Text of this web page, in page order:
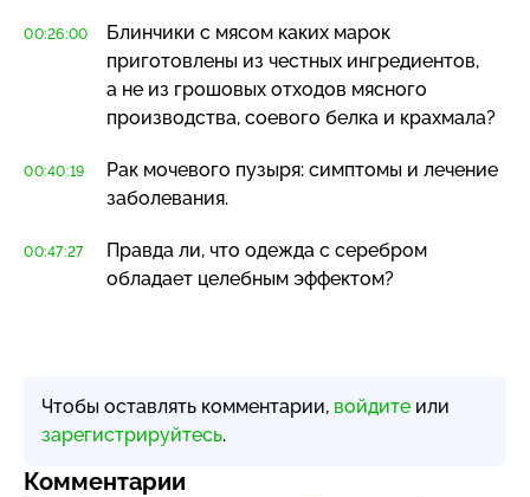
00:26:00
Блинчики с мясом каких марок
приготовлены из честных ингредиентов,
а не из грошовых отходов мясного
производства, соевого белка и крахмала?
00:40:19
Рак мочевого пузыря: симптомы и лечение
заболевания.
00:47:27
Правда ли, что одежда с серебром
обладает целебным эффектом?
Чтобы оставлять комментарии, войдите или
зарегистрируйтесь.
Комментарии